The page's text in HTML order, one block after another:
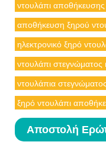
ντουλάπι
αποθήκευση ξηρού
ηλεκτρονικό ξηρό
ντουλάπι στεγνώματος
ντουλάπια
ξηρό ντουλάπι
Αποστολή